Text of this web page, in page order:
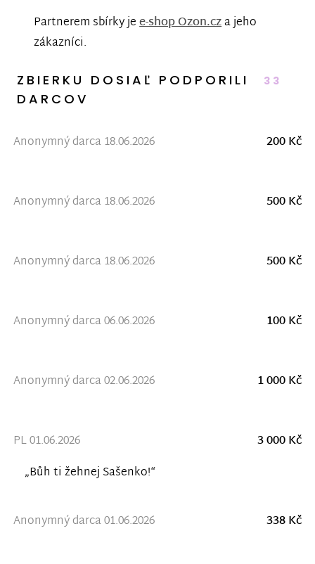
Partnerem sbírky jee-shop Ozon.cza jeho
zákazníci.
ZBIERKU DOSIAĽ PODPORILI 33
DARCOV
Anonymný darca 18.06.2026 200 Kč
Anonymný darca 18.06.2026 500 Kč
Anonymný darca 18.06.2026 500 Kč
Anonymný darca 06.06.2026 100 Kč
Anonymný darca 02.06.2026 1 000 Kč
PL 01.06.2026
3 000 Kč
„Bůh ti žehnej Sašenko!“
Anonymný darca 01.06.2026 338 Kč